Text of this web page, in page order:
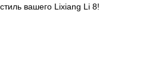
вашего Lixiang Li 8!